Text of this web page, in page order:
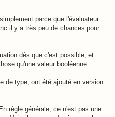
parce que l'évaluateur
il y a très peu de chances pour
dès que c'est possible, et
qu'une valeur booléenne.
de type, ont été ajouté en version
règle générale, ce n'est pas une